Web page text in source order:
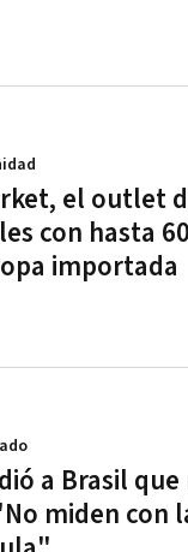
el outlet
con hasta
importada
a Brasil que
miden con